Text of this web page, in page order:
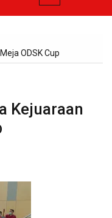
ODSK Cup
Kejuaraan